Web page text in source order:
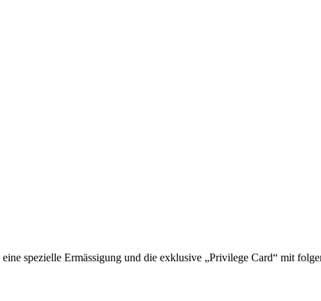
spezielle Ermässigung und die exklusive „Privilege Card“ mit